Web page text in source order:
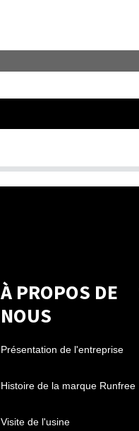
À PROPOS DE
NOUS
Présentation de l'entreprise
Histoire de la marque Runfree
Visite de l'usine